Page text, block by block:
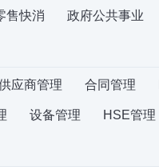
售快消 政府公共事业
应商管理 合同管理
设备管理 HSE管理